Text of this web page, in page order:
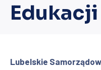
Lubelskie